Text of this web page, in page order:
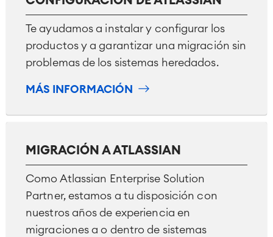
Te ayudamos a instalar y configurar los
productos y a garantizar una migración sin
problemas de los sistemas heredados.
MÁS INFORMACIÓN
MIGRACIÓN A ATLASSIAN
Como Atlassian Enterprise Solution
Partner, estamos a tu disposición con
nuestros años de experiencia en
migraciones a o dentro de sistemas